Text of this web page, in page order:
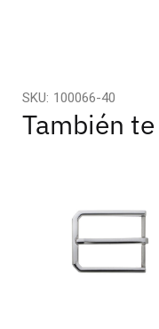
SKU: 100066-40
También